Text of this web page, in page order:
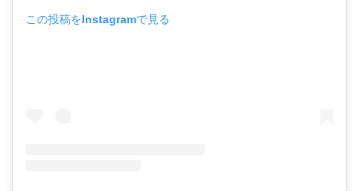
この投稿をInstagramで見る